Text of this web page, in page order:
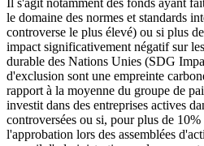
le domaine des normes et standards
controverse le plus élevé) ou si plus
impact significativement négatif sur
durable des Nations Unies (SDG
d'exclusion sont une empreinte
rapport à la moyenne du groupe de
investit dans des entreprises actives
controversées ou si, pour plus de
l'approbation lors des assemblées